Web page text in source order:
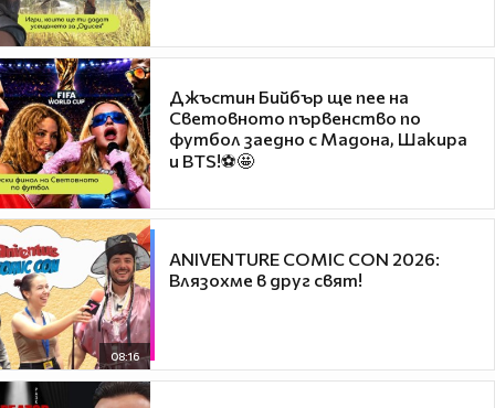
Джъстин Бийбър ще пее на
Световното първенство по
футбол заедно с Мадона, Шакира
и BTS!⚽🤩
08:16
ANIVENTURE COMIC CON 2026:
Влязохме в друг свят!